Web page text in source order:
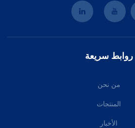
روابط سريعة
من نحن
المنتجات
الأخبار